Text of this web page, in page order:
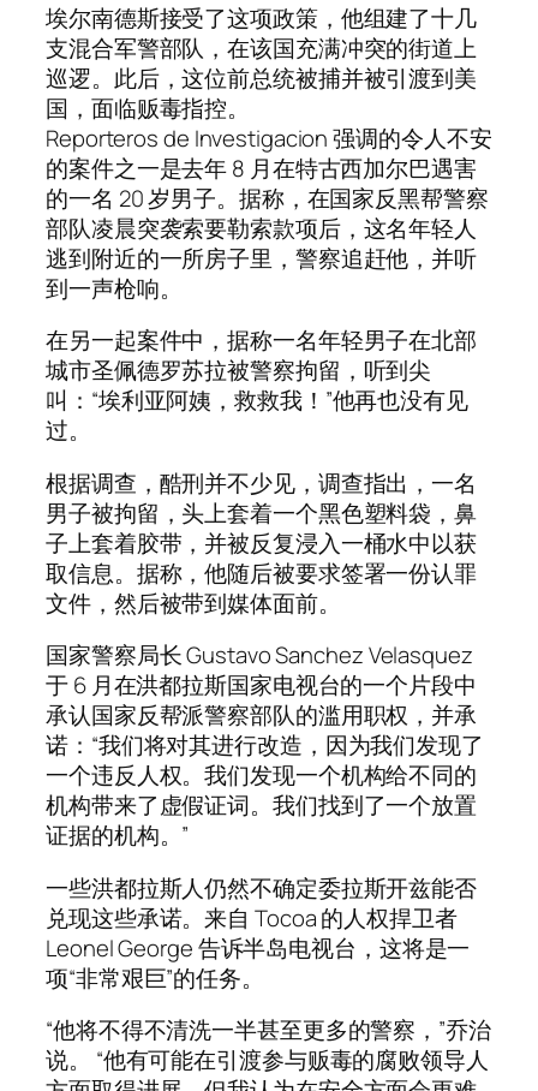
埃尔南德斯接受了这项政策，他组建了十几
支混合军警部队，在该国充满冲突的街道上
巡逻。此后，这位前总统被捕并被引渡到美
国，面临贩毒指控。
Reporteros de Investigacion 强调的令人不安
的案件之一是去年 8 月在特古西加尔巴遇害
的一名 20 岁男子。据称，在国家反黑帮警察
部队凌晨突袭索要勒索款项后，这名年轻人
逃到附近的一所房子里，警察追赶他，并听
到一声枪响。
在另一起案件中，据称一名年轻男子在北部
城市圣佩德罗苏拉被警察拘留，听到尖
叫：“埃利亚阿姨，救救我！”他再也没有见
过。
根据调查，酷刑并不少见，调查指出，一名
男子被拘留，头上套着一个黑色塑料袋，鼻
子上套着胶带，并被反复浸入一桶水中以获
取信息。据称，他随后被要求签署一份认罪
文件，然后被带到媒体面前。
国家警察局长 Gustavo Sanchez Velasquez
于 6 月在洪都拉斯国家电视台的一个片段中
承认国家反帮派警察部队的滥用职权，并承
诺：“我们将对其进行改造，因为我们发现了
一个违反人权。我们发现一个机构给不同的
机构带来了虚假证词。我们找到了一个放置
证据的机构。”
一些洪都拉斯人仍然不确定委拉斯开兹能否
兑现这些承诺。来自 Tocoa 的人权捍卫者
Leonel George 告诉半岛电视台，这将是一
项“非常艰巨”的任务。
“他将不得不清洗一半甚至更多的警察，”乔治
说。 “他有可能在引渡参与贩毒的腐败领导人